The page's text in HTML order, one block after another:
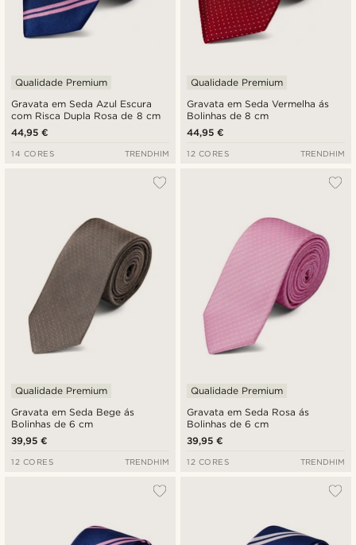
Gravata em Seda Azul Escura
com Risca Dupla Rosa de 8 cm
Qualidade Premium
44,95 €
14 CORES TRENDHIM
Gravata em Seda Vermelha ás
Bolinhas de 8 cm
Qualidade Premium
44,95 €
12 CORES TRENDHIM
Gravata em Seda Bege ás
Bolinhas de 6 cm
Qualidade Premium
39,95 €
12 CORES TRENDHIM
Gravata em Seda Rosa ás
Bolinhas de 6 cm
Qualidade Premium
39,95 €
12 CORES TRENDHIM